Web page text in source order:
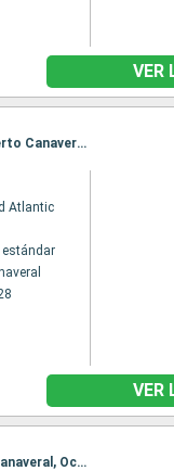
VER
Itinerario : Puerto Canaveral, Ocean cay MSC marine reserve, Costa Maya, Cozumel, Nassau, Puerto Canaveral, Ocean cay MSC marine reserve, Grand Turk, Puerto Plata, Nassau, Puerto Canaveral
Atlantic
VER
Itinerario : Puerto Canaveral, Grand Turk, Puerto Plata, Ocean cay MSC marine reserve, Puerto Canaveral, Ocean cay MSC marine reserve, Costa Maya, Cozumel, Nassau, Puerto Canaveral